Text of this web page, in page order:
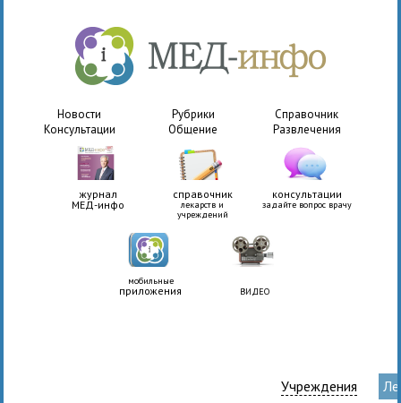
Новости Рубрики
Справочник
Консультации
Общение Развлечения
журнал
МЕД-инфо
справочник
лекарств и
учреждений
консультации
задайте вопрос врачу
мобильные
приложения ВИДЕО
Учреждения